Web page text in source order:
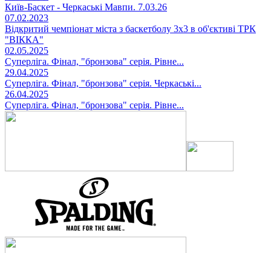
Київ-Баскет - Черкаські Мавпи. 7.03.26
07.02.2023
Відкритий чемпіонат міста з баскетболу 3х3 в об'єктиві ТРК
"ВІККА"
02.05.2025
Суперліга. Фінал, "бронзова" серія. Рівне...
29.04.2025
Суперліга. Фінал, "бронзова" серія. Черкаські...
26.04.2025
Суперліга. Фінал, "бронзова" серія. Рівне...